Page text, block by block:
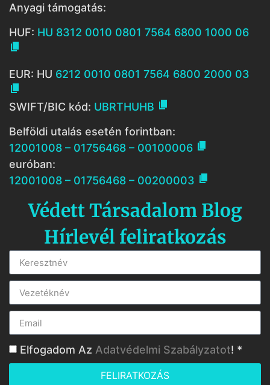
Anyagi támogatás:
HUF: HU 8312 0010 0801 7564 6800 1000 06

EUR: HU 6212 0010 0801 7564 6800 2000 03

SWIFT/BIC kód: UBRTHUHB 
Belföldi utalás esetén forintban:
12001008 – 01756468 – 00100006 
euróban:
12001008 – 01756468 – 00200003 
Védett Társadalom Blog
Hírlevél feliratkozás
Elfogadom Az Adatvédelmi Szabályzatot! *
FELIRATKOZÁS